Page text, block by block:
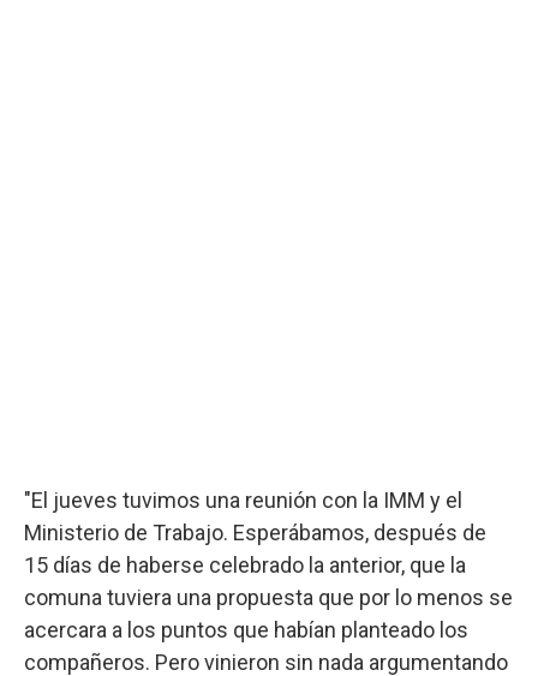
"El jueves tuvimos una reunión con la IMM y el
Ministerio de Trabajo. Esperábamos, después de
15 días de haberse celebrado la anterior, que la
comuna tuviera una propuesta que por lo menos se
acercara a los puntos que habían planteado los
compañeros. Pero vinieron sin nada argumentando